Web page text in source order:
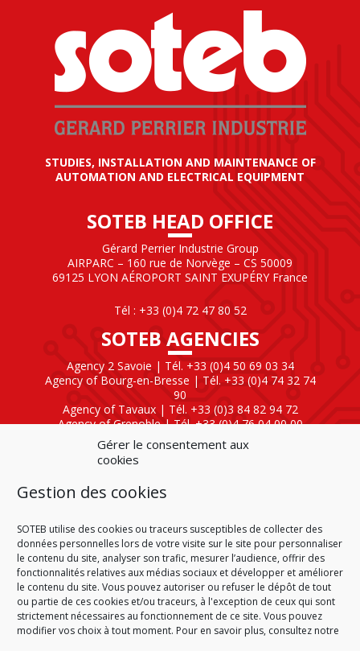
Gérer le consentement aux
cookies
Gestion des cookies
SOTEB utilise des cookies ou traceurs susceptibles de collecter des
données personnelles lors de votre visite sur le site pour personnaliser
le contenu du site, analyser son trafic, mesurer l’audience, offrir des
fonctionnalités relatives aux médias sociaux et développer et améliorer
le contenu du site. Vous pouvez autoriser ou refuser le dépôt de tout
ou partie de ces cookies et/ou traceurs, à l'exception de ceux qui sont
strictement nécessaires au fonctionnement de ce site. Vous pouvez
modifier vos choix à tout moment. Pour en savoir plus, consultez notre
STUDIES, INSTALLATION AND MAINTENANCE OF
AUTOMATION AND ELECTRICAL EQUIPMENT
SOTEB HEAD OFFICE
Gérard Perrier Industrie Group
AIRPARC – 160 rue de Norvège – CS 50009
69125 LYON AÉROPORT SAINT EXUPÉRY France
Tél : +33 (0)4 72 47 80 52
SOTEB AGENCIES
Agency 2 Savoie | Tél. +33 (0)4 50 69 03 34
Agency of Bourg-en-Bresse | Tél. +33 (0)4 74 32 74
90
Agency of Tavaux | Tél. +33 (0)3 84 82 94 72
Agency of Grenoble | Tél. +33 (0)4 76 04 00 00
Agency of Lyon
| Tél. +33 (0)4 72 47 80 40
SOTEB NATIONAL ELEKTRO
60 Rue Clément Ader
Tél : +33 (0)4 50 42 04 59
HOME CONDITIONS OF SALE
CONDITIONS OF PURCHASE
PLAN DU SITE
LEGAL NOTICE
PERSONAL DATA
COOKIE POLICY (EU)